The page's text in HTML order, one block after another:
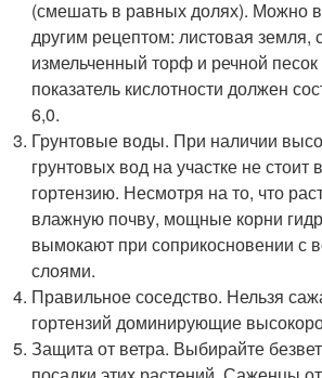
(смешать в равных долях). Можно
другим рецептом: листовая земля,
измельченный торф и речной
показатель кислотности должен
6,0.
Грунтовые воды. При наличии
грунтовых вод на участке не
гортензию. Несмотря на то, что
влажную почву, мощные корни
вымокают при соприкосновении с
слоями.
Правильное соседство. Нельзя
гортензий доминирующие
Защита от ветра. Выбирайте